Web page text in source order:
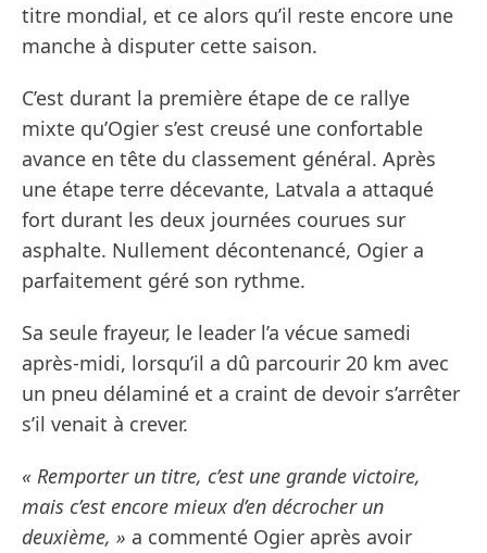
titre mondial, et ce alors qu’il reste encore une
manche à disputer cette saison.
C’est durant la première étape de ce rallye
mixte qu’Ogier s’est creusé une confortable
avance en tête du classement général. Après
une étape terre décevante, Latvala a attaqué
fort durant les deux journées courues sur
asphalte. Nullement décontenancé, Ogier a
parfaitement géré son rythme.
Sa seule frayeur, le leader l’a vécue samedi
après-midi, lorsqu’il a dû parcourir 20 km avec
un pneu délaminé et a craint de devoir s’arrêter
s’il venait à crever.
« Remporter un titre, c’est une grande victoire,
mais c’est encore mieux d’en décrocher un
deuxième, » a commenté Ogier après avoir